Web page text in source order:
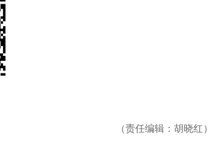
（责任编辑：胡晓红）